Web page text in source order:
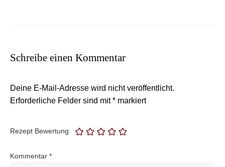
Schreibe einen Kommentar
Deine E-Mail-Adresse wird nicht veröffentlicht.
Erforderliche Felder sind mit* markiert
Rezept Bewertung
Kommentar *